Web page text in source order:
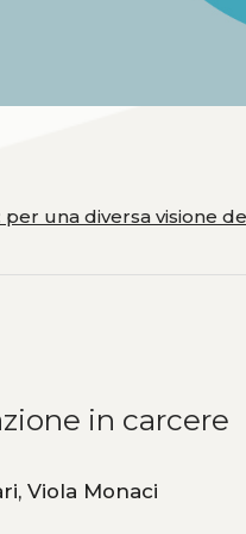
per una diversa visione
in carcere
Antonella Benucci, Ginevra Bonari, Viola Monaci